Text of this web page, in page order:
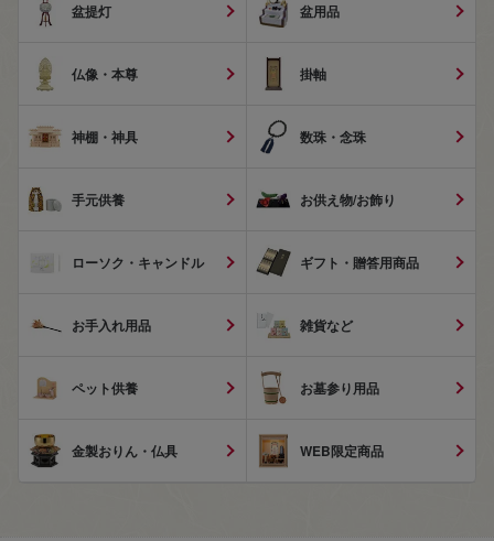
盆提灯 盆用品
仏像・本尊 掛軸
神棚・神具 数珠・念珠
手元供養 お供え物/お飾り
ローソク・キャンドル ギフト・贈答用商品
お手入れ用品 雑貨など
ペット供養 お墓参り用品
金製おりん・仏具 WEB限定商品